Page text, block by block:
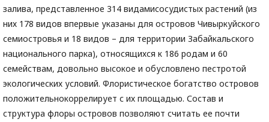
залива, представленное 314 видамисосудистых растений (из
них 178 видов впервые указаны для островов Чивыркуйского
семиостровья и 18 видов – для территории Забайкальского
национального парка), относящихся к 186 родам и 60
семействам, довольно высокое и обусловлено пестротой
экологических условий. Флористическое богатство островов
положительнокоррелирует с их площадью. Состав и
структура флоры островов позволяют считать ее почти